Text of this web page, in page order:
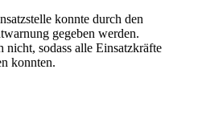
konnte durch den
gegeben werden.
sodass alle Einsatzkräfte
konnten.